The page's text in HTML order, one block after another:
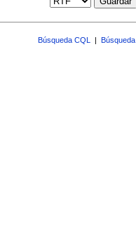
Búsqueda CQL